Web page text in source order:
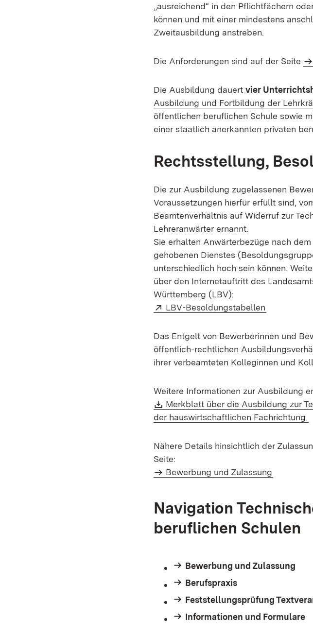
„ausreichend“ in den Pflichtfächern
können und mit einer mindestens
Zweitausbildung anstreben.
Die Anforderungen sind auf der Seite
Die Ausbildung dauert vier
Ausbildung und Fortbildung der
öffentlichen beruflichen Schule sowie
einer staatlich anerkannten privaten
Rechtsstellung,
Die zur Ausbildung zugelassenen
Voraussetzungen hierfür erfüllt sind,
Beamtenverhältnis auf Widerruf zur
Lehreranwärter ernannt.
Sie erhalten Anwärterbezüge nach
gehobenen Dienstes
unterschiedlich hoch sein können.
über den Internetauftritt des
Württemberg (LBV):
Extern:
LBV-Besoldungstabellen
Das Entgelt von Bewerberinnen und
öffentlich-rechtlichen
ihrer verbeamteten Kolleginnen und
Weitere Informationen zur Ausbildung
Download:
Merkblatt über die Ausbildung zur
der hauswirtschaftlichen Fachrichtung.
Nähere Details hinsichtlich der
Seite:
Bewerbung und Zulassung
Navigation
beruflichen Schulen
Bewerbung und Zulassung
Berufspraxis
Feststellungsprüfung
Informationen und Formulare